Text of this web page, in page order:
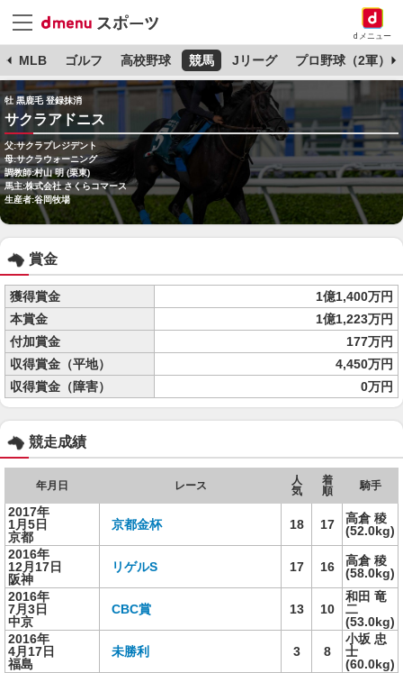
dメニュー
MLB ゴルフ 高校野球 競馬 Jリーグ プロ野球（2軍）
牡 黒鹿毛 登録抹消
サクラアドニス
父:サクラプレジデント
母:サクラウォーニング
調教師:村山 明 (栗東)
馬主:株式会社 さくらコマース
生産者:谷岡牧場
賞金
獲得賞金
1億1,400万円
本賞金
1億1,223万円
付加賞金
177万円
収得賞金（平地）
4,450万円
収得賞金（障害）
0万円
競走成績
年月日 レース
人
気
着
順
騎手
2017年
1月5日
京都
京都金杯 18 17
高倉 稜
(52.0kg)
2016年
12月17日
阪神
リゲルS 17 16
高倉 稜
(58.0kg)
2016年
7月3日
中京
CBC賞 13 10
和田 竜
二
(53.0kg)
2016年
4月17日
福島
未勝利 3 8
小坂 忠
士
(60.0kg)